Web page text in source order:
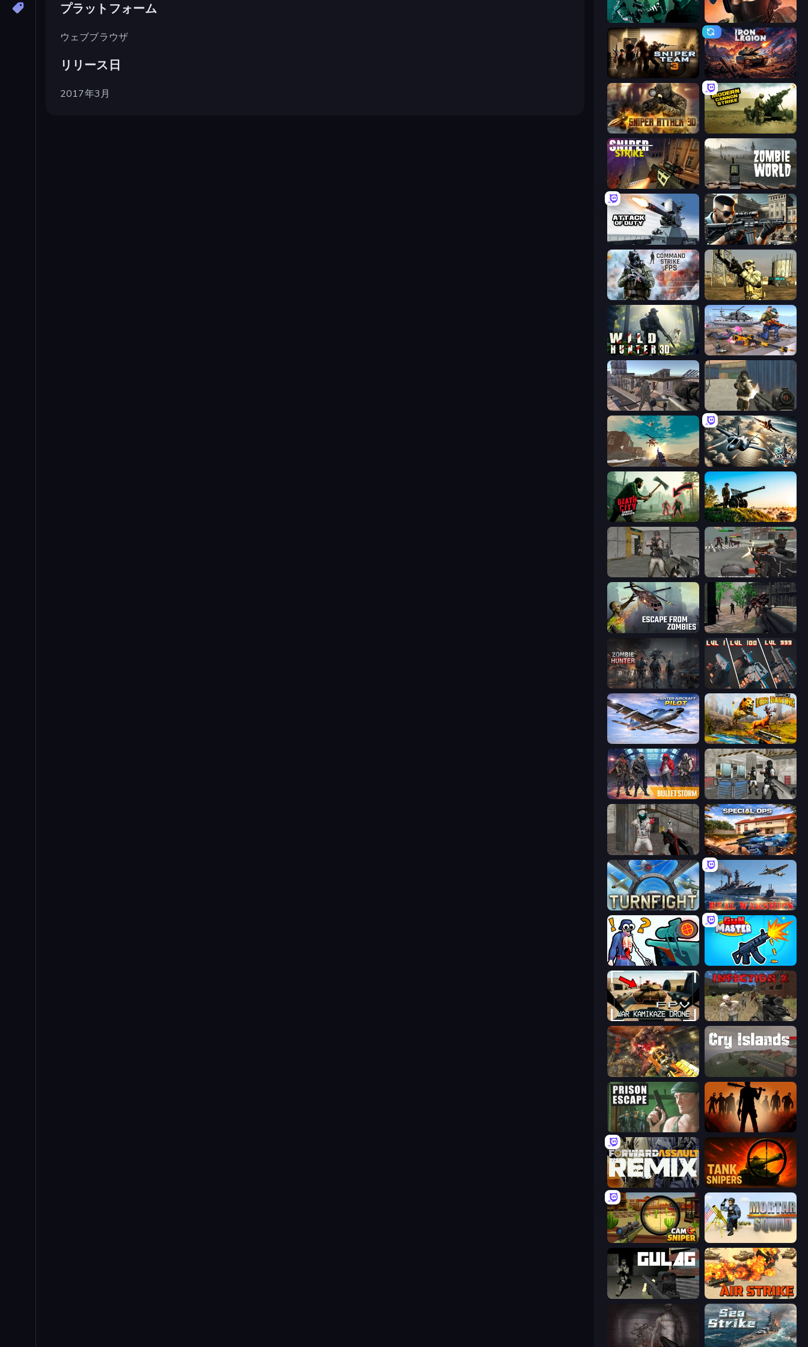
プラットフォーム
ウェブブラウザ
リリース日
2017年3月
Take Actions Bullet Force
Sniper Team 3 Iron Legion
Sniper Attack 3D: Shooting War Modern Cannon Strike
Sniper Strike Zombie World
Attack of Duty Sure Shot
Command Strike FPS Mountain Operation
Wild Hunter 3D FPS Commando Gun Shooting Game
Mad Boss Masked Forces
Grandfather Road Chase: Shooter Aces of the Sky: Epic Dogfights
Death City Zombie Invasion Artillery Vs Tanks
Warfare Area Masked Forces: Zombie Survival
Escape from Zombies Sudden Attack
Zombie Hunter The Range 3D
Fighter Aircraft Pilot Jungle Deer Hunting
Bulletstorm Bullet Fury 2
Battle Area Special Ops: GO
Turnfight Real Warships
Sniper Shot: Bullet Time Gun Master 3D
FPV War Kamikaze Drone Infection Z
Cemetery Warrior 4
Prison Escape Deads on the Road
Forward Assault Remix Tank Snipers
Camo Sniper Mortar Squad
Gulag Air Strike